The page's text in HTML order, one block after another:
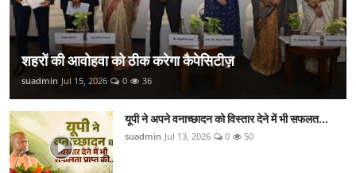
शहरों की आवोहवा को ठीक करेगा कैपेसिटीज़
suadmin Jul 15, 2026 0 36
यूपी ने अपने वनाच्छादन को विस्तार देने में भी सफलत...
suadmin Jul 13, 2026 0 50